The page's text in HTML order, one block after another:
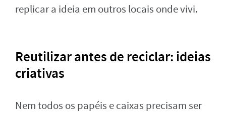
replicar a ideia em outros locais onde vivi.
Reutilizar antes de reciclar: ideias
criativas
Nem todos os papéis e caixas precisam ser